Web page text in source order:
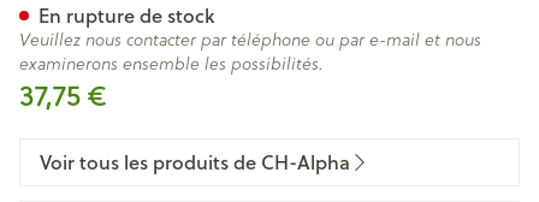
37,75 €
En rupture de stock
Veuillez nous contacter par téléphone ou par e-mail et nous
examinerons ensemble les possibilités.
Voir tous les produits de CH-Alpha